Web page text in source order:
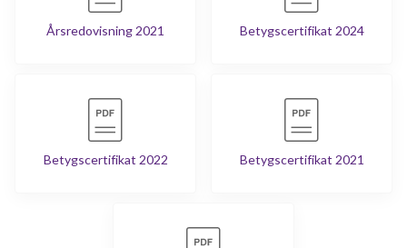
Årsredovisning 2021 Betygscertifikat 2024
Betygscertifikat 2022 Betygscertifikat 2021